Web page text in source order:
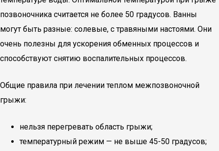
позвоночника считается не более 50 градусов. Ванны
могут быть разные: солевые, с травяными настоями. Они
очень полезны для ускорения обменных процессов и
способствуют снятию воспалительных процессов.
Общие правила при лечении теплом межпозвоночной
грыжи:
нельзя перегревать область грыжи;
температурный режим — не выше 45-50 градусов;